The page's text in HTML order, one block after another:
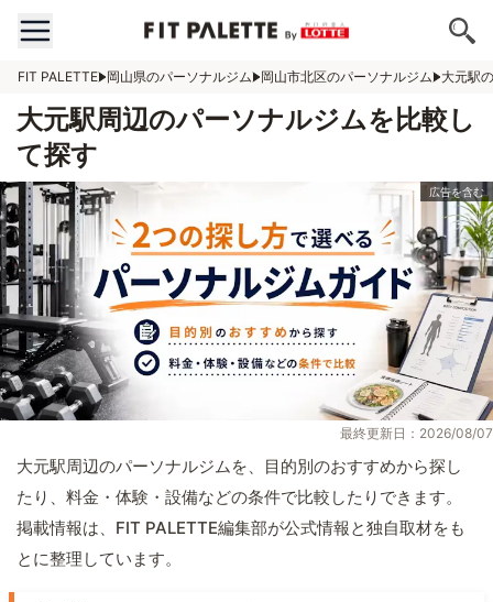
FIT PALETTE 岡山県のパーソナルジム 岡山市北区のパーソナルジム 大元駅
大元駅周辺のパーソナルジムを比較し
て探す
最終更新日：2026/08/07
大元駅周辺のパーソナルジムを、目的別のおすすめから探し
たり、料金・体験・設備などの条件で比較したりできます。
掲載情報は、FIT PALETTE編集部が公式情報と独自取材をも
とに整理しています。